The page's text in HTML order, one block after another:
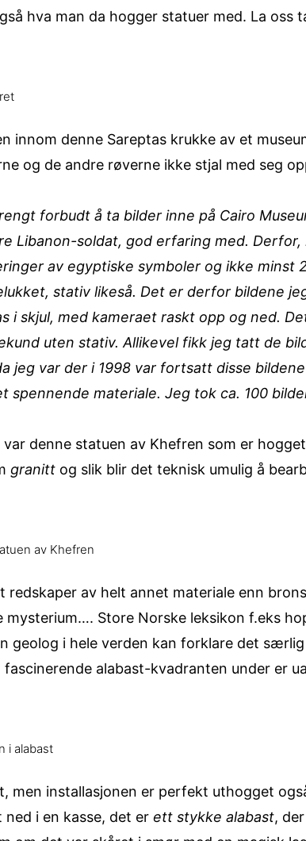
hva man da hogger statuer med. La oss
innom denne Sareptas krukke av et
og de andre røverne ikke stjal med seg
forbudt å ta bilder inne på Cairo
Libanon-soldat, god erfaring med. Derfor,
av egyptiske symboler og ikke minst
stativ likeså. Det er derfor bildene
i skjul, med kameraet raskt opp og ned.
uten stativ. Allikevel fikk jeg tatt de
jeg var der i 1998 var fortsatt disse
materiale. Jeg tok ca. 100
denne statuen av Khefren som er
granitt og slik blir det teknisk umulig å
av Khefren
av helt annet materiale enn
Store Norske leksikon f.eks
geolog i hele verden kan forklare det
alabast-kvadranten under er
i alabast
men installasjonen er perfekt uthogget
i en kasse, det er ett stykke alabast,